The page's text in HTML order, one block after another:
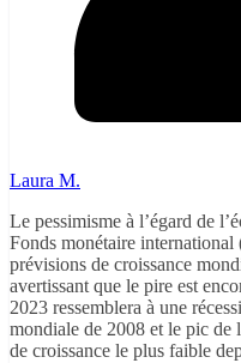
Laura M.
Le pessimisme à l’égard de
Fonds monétaire international
prévisions de croissance
avertissant que le pire est
2023 ressemblera à une
mondiale de 2008 et le pic de
de croissance le plus faible